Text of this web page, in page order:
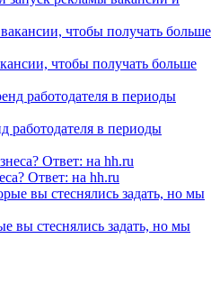
чтобы получать больше
работодателя в периоды
Ответ: на hh.ru
вы стеснялись задать, но мы